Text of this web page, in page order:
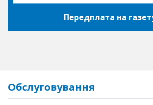
Передплата на
Обслуговування